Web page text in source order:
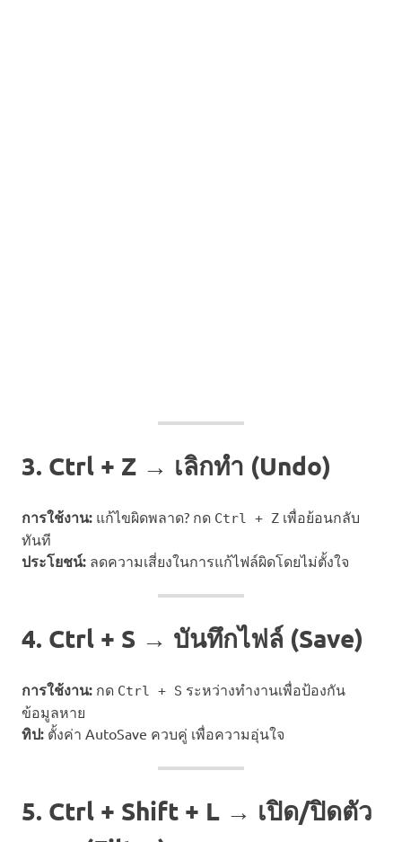
3. Ctrl + Z → เลิกทำ (Undo)
การใช้งาน: แก้ไขผิดพลาด? กด Ctrl + Z เพื่อย้อนกลับ
ทันที
ประโยชน์: ลดความเสี่ยงในการแก้ไฟล์ผิดโดยไม่ตั้งใจ
4. Ctrl + S → บันทึกไฟล์ (Save)
การใช้งาน: กด Ctrl + S ระหว่างทำงานเพื่อป้องกัน
ข้อมูลหาย
ทิป: ตั้งค่า AutoSave ควบคู่ เพื่อความอุ่นใจ
5. Ctrl + Shift + L → เปิด/ปิดตัว